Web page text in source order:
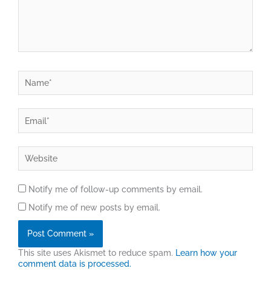
Notify me of follow-up comments by email.
Notify me of new posts by email.
This site uses Akismet to reduce spam. Learn how your
comment data is processed.